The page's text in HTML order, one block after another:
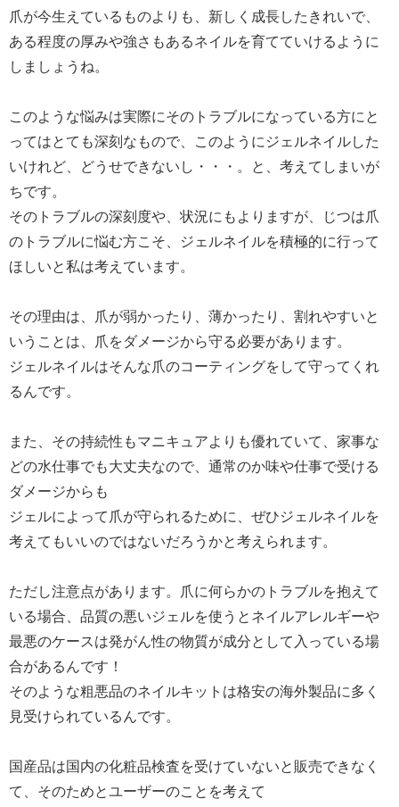
爪が今生えているものよりも、新しく成長したきれいで、
ある程度の厚みや強さもあるネイルを育てていけるように
しましょうね。
このような悩みは実際にそのトラブルになっている方にと
ってはとても深刻なもので、このようにジェルネイルした
いけれど、どうせできないし・・・。と、考えてしまいが
ちです。
そのトラブルの深刻度や、状況にもよりますが、じつは爪
のトラブルに悩む方こそ、ジェルネイルを積極的に行って
ほしいと私は考えています。
その理由は、爪が弱かったり、薄かったり、割れやすいと
いうことは、爪をダメージから守る必要があります。
ジェルネイルはそんな爪のコーティングをして守ってくれ
るんです。
また、その持続性もマニキュアよりも優れていて、家事な
どの水仕事でも大丈夫なので、通常のか味や仕事で受ける
ダメージからも
ジェルによって爪が守られるために、ぜひジェルネイルを
考えてもいいのではないだろうかと考えられます。
ただし注意点があります。爪に何らかのトラブルを抱えて
いる場合、品質の悪いジェルを使うとネイルアレルギーや
最悪のケースは発がん性の物質が成分として入っている場
合があるんです！
そのような粗悪品のネイルキットは格安の海外製品に多く
見受けられているんです。
国産品は国内の化粧品検査を受けていないと販売できなく
て、そのためとユーザーのことを考えて